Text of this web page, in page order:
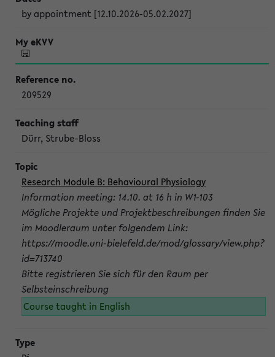
by appointment [12.10.2026-05.02.2027]
209529
Dürr, Strube-Bloss
Research Module B: Behavioural Physiology
Information meeting: 14.10. at 16 h in W1-103
Mögliche Projekte und Projektbeschreibungen finden Sie
im Moodleraum unter folgendem Link:
https://moodle.uni-bielefeld.de/mod/glossary/view.php?
id=713740
Bitte registrieren Sie sich für den Raum per
Selbsteinschreibung
Course taught in English